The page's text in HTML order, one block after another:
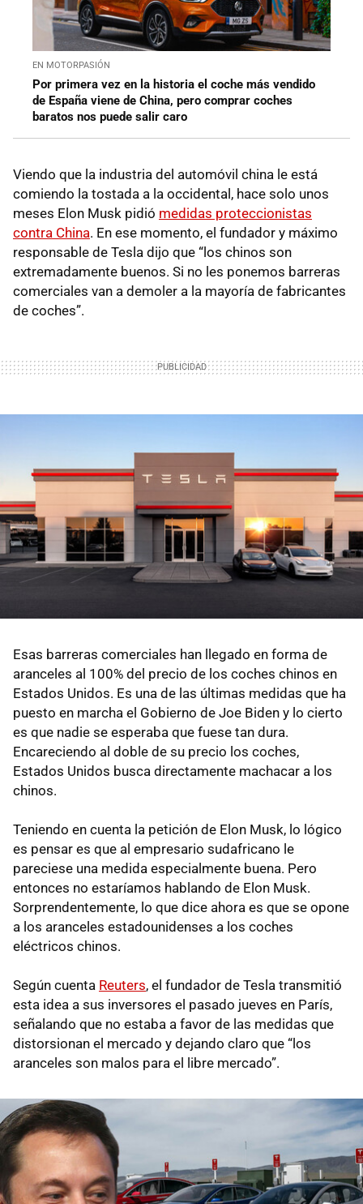
EN MOTORPASIÓN
Por primera vez en la historia el coche más vendido
de España viene de China, pero comprar coches
baratos nos puede salir caro
Viendo que la industria del automóvil china le está
comiendo la tostada a la occidental, hace solo unos
meses Elon Musk pidió medidas proteccionistas
contra China. En ese momento, el fundador y máximo
responsable de Tesla dijo que “los chinos son
extremadamente buenos. Si no les ponemos barreras
comerciales van a demoler a la mayoría de fabricantes
de coches”.
Esas barreras comerciales han llegado en forma de
aranceles al 100% del precio de los coches chinos en
Estados Unidos. Es una de las últimas medidas que ha
puesto en marcha el Gobierno de Joe Biden y lo cierto
es que nadie se esperaba que fuese tan dura.
Encareciendo al doble de su precio los coches,
Estados Unidos busca directamente machacar a los
chinos.
Teniendo en cuenta la petición de Elon Musk, lo lógico
es pensar es que al empresario sudafricano le
pareciese una medida especialmente buena. Pero
entonces no estaríamos hablando de Elon Musk.
Sorprendentemente, lo que dice ahora es que se opone
a los aranceles estadounidenses a los coches
eléctricos chinos.
Según cuenta Reuters, el fundador de Tesla transmitió
esta idea a sus inversores el pasado jueves en París,
señalando que no estaba a favor de las medidas que
distorsionan el mercado y dejando claro que “los
aranceles son malos para el libre mercado”.